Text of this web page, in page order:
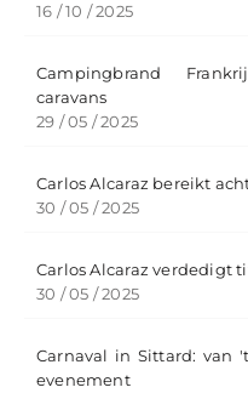
16 / 10 / 2025
Campingbrand
caravans
29 / 05 / 2025
Carlos Alcaraz bereikt
30 / 05 / 2025
Carlos Alcaraz verdedigt
30 / 05 / 2025
Carnaval in Sittard: van
evenement